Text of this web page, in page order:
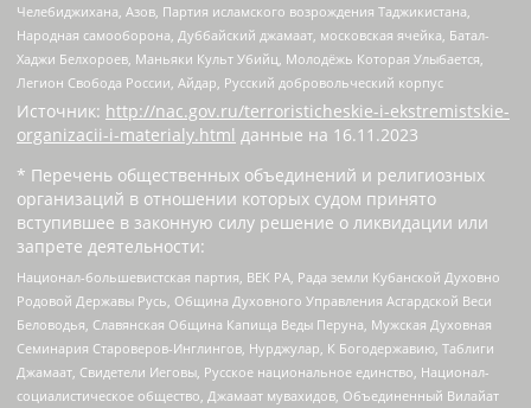
Челебиджихана, Азов, Партия исламского возрождения Таджикистана,
Народная самооборона, Дуббайский джамаат, московская ячейка, Батал-
Хаджи Белхороев, Маньяки Культ Убийц, Молодёжь Которая Улыбается,
Легион Свобода России, Айдар, Русский добровольческий корпус
Источник: http://nac.gov.ru/terroristicheskie-i-ekstremistskie-
organizacii-i-materialy.html данные на 16.11.2023
* Перечень общественных объединений и религиозных
организаций в отношении которых судом принято
вступившее в законную силу решение о ликвидации или
запрете деятельности:
Национал-большевистская партия, ВЕК РА, Рада земли Кубанской Духовно
Родовой Державы Русь, Община Духовного Управления Асгардской Веси
Беловодья, Славянская Община Капища Веды Перуна, Мужская Духовная
Семинария Староверов-Инглингов, Нурджулар, К Богодержавию, Таблиги
Джамаат, Свидетели Иеговы, Русское национальное единство, Национал-
социалистическое общество, Джамаат мувахидов, Объединенный Вилайат